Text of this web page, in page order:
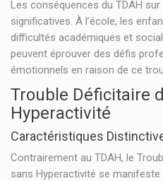
Les conséquences du TDAH
significatives. À l’école, les
difficultés académiques et
peuvent éprouver des défis
émotionnels en raison de ce
Trouble Déficitaire
Hyperactivité
Caractéristiques
Contrairement au TDAH, le
sans Hyperactivité se